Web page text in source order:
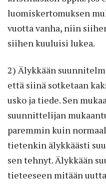
luomiskertomuksen
vuotta vanha, niin
siihen kuuluisi lukea.
2) Älykkään
että siinä sotketaan
usko ja tiede. Sen
suunnittelijan
paremmin kuin
tietenkin älykkäästi
sen tehnyt. Älykkään
tieteeseen mitään